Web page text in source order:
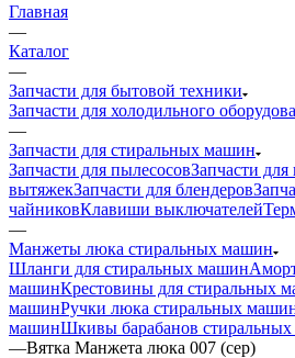
Главная
—
Каталог
—
Запчасти для бытовой техники
Запчасти для холодильного
—
Запчасти для стиральных машин
Запчасти для пылесосовЗапчасти
вытяжекЗапчасти для блендеров
чайниковКлавиши выключателей
—
Манжеты люка стиральных машин
Шланги для стиральных машин
машинКрестовины для стиральных
машинРучки люка стиральных
машинШкивы барабанов
—Вятка Манжета люка 007 (сер)